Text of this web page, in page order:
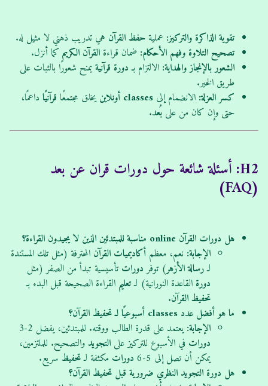
تقوية الذاكرة والتركيز: عمليةحفظالقرآن هي تدريب ذهني لا مثيل له.
تصحيح التلاوة وفهم الأحكام: ضمان قراءة القرآن الكريمكما أنزل.
الشعور بالإنجاز والهداية: الالتزام بـدورة قرآنيةيمنح شعورًا بالثبات على
طريق الخير.
كسر العزلة: الانضمام إلى classes أونلاينيخلق مجتمعًا قرآنيًا داعمًا،
حتى وإن كان من على بُعد.
H2: أسئلة شائعة حول دورات قران عن بعد
(FAQ)
هل دورات القرآن online مناسبة للمبتدئين الذين لا يجيدون القراءة؟
الإجابة: نعم، معظم أكاديميات القرآن المحترفة (مثل تلك المستندة
لـرسالة الأزهر) توفردورات تأسيسية تبدأ من الصفر (مثل
دورة القاعدة النورانية) لـتعليم القراءة الصحيحة قبل البدء بـ
تحفيظالقرآن.
ما هو أفضل عدد classes أسبوعيًا لـ تحفيظ القرآن؟
الإجابة:يعتمد على قدرة الطالب ووقته. للمبتدئين، يفضل 2-3
دورات في الأسبوع للتركيز على التجويد والتصحيح. للملتزمين،
يمكن أن تصل إلى 5-6
دورات مكثفة لـتحفيظ سريع.
هل دورة التجويد النظري ضرورية قبل تحفيظ القرآن؟